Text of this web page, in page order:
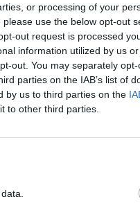
or processing of your
use the below opt-out
out request is processed
information utilized by us
out. You may separately
parties on the IAB’s list of
by us to third parties on the
to other third parties.
λόγω των
τη
οστών, τα
με
στη
/
ολόκληρο τον
Πώς